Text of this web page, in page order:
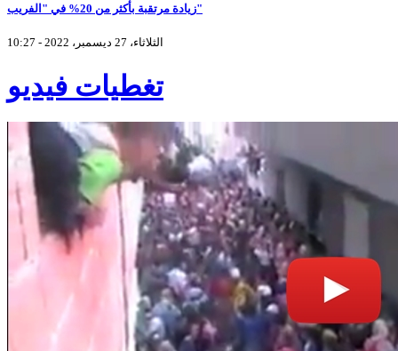
زيادة مرتقبة بأكثر من 20% في "الفريب"
الثلاثاء، 27 ديسمبر، 2022 - 10:27
تغطيات فيديو